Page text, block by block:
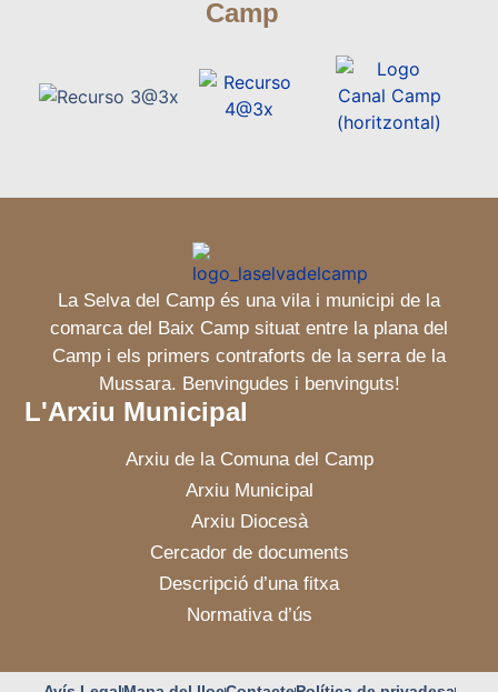
Camp
La Selva del Camp és una vila i municipi de la
comarca del Baix Camp situat entre la plana del
Camp i els primers contraforts de la serra de la
Mussara. Benvingudes i benvinguts!
L'Arxiu Municipal
Arxiu de la Comuna del Camp
Arxiu Municipal
Arxiu Diocesà
Cercador de documents
Descripció d’una fitxa
Normativa d’ús